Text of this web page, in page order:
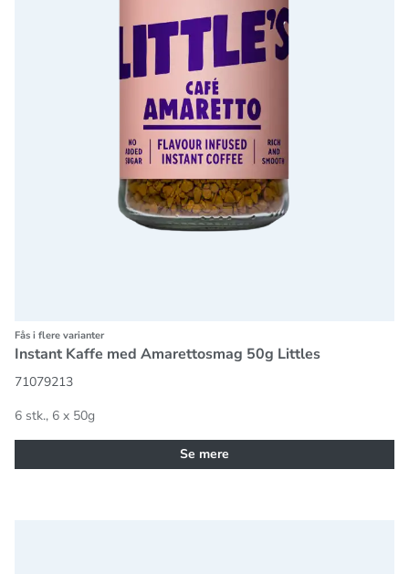
Fås i flere varianter
Instant Kaffe med Amarettosmag 50g Littles
71079213
6 stk., 6 x 50g
Se mere